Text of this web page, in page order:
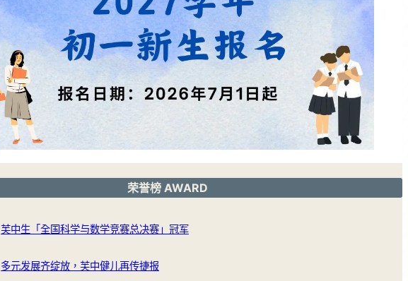
荣誉榜 AWARD
芙中生「全国科学与数学竞赛总决赛」冠军
多元发展齐绽放，芙中健儿再传捷报